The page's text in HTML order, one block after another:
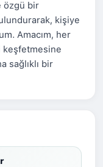
özgü bir
kişiye
Amacım, her
keşfetmesine
sağlıklı bir